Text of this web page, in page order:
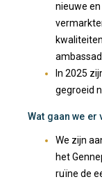
nieuwe
In 2025
gegroeid
Wat gaan we er
We zijn
het
ruïne de